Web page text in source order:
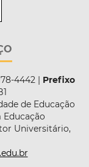
4442 | Prefixo
de Educação
Universitário,